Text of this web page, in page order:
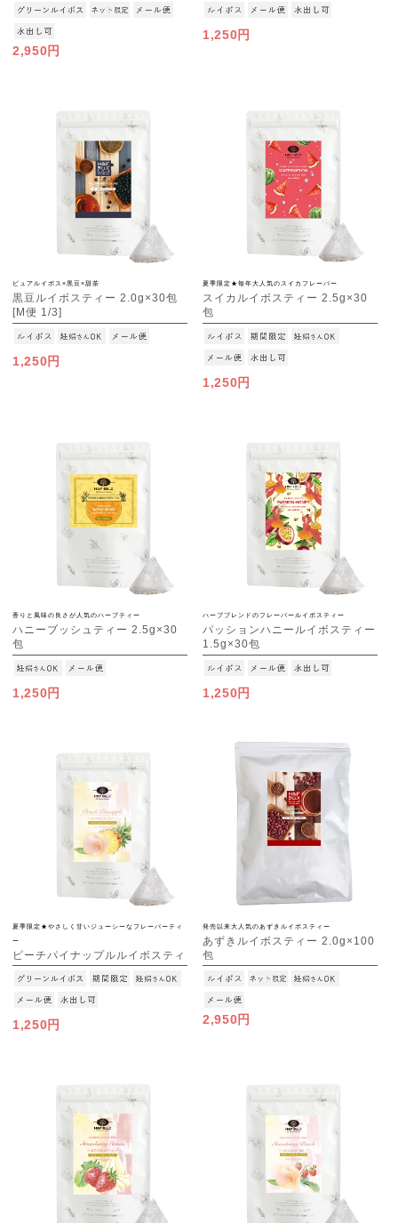
2,950円
1,250円
ピュアルイボス×黒豆×甜茶
黒豆ルイボスティー 2.0g×30包
[M便 1/3]
1,250円
夏季限定★毎年大人気のスイカフレーバー
スイカルイボスティー 2.5g×30
包
[M便 1/3]
1,250円
香りと風味の良さが人気のハーブティー
ハニーブッシュティー 2.5g×30
包
[M便 1/3]
1,250円
ハーブブレンドのフレーバールイボスティー
パッションハニールイボスティー
1.5g×30包
[M便 1/3]
1,250円
夏季限定★やさしく甘いジューシーなフレーバーティ
ー
ピーチパイナップルルイボスティ
ー 2.5g×30包
[M便 1/3]
1,250円
発売以来大人気のあずきルイボスティー
あずきルイボスティー 2.0g×100
包
[M便 1/1]
2,950円